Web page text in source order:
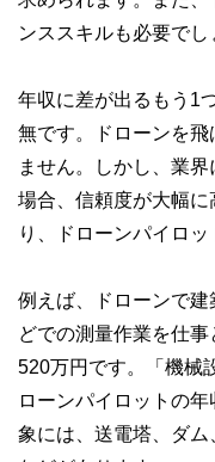
ンススキルも必要でし
年収に差が出るもう1
無です。ドローンを飛
ません。しかし、業
場合、信頼度が大幅
り、ドローンパイロッ
例えば、ドローンで
どでの測量作業を仕
520万円です。「機械
ローンパイロットの
象には、送電塔、ダ